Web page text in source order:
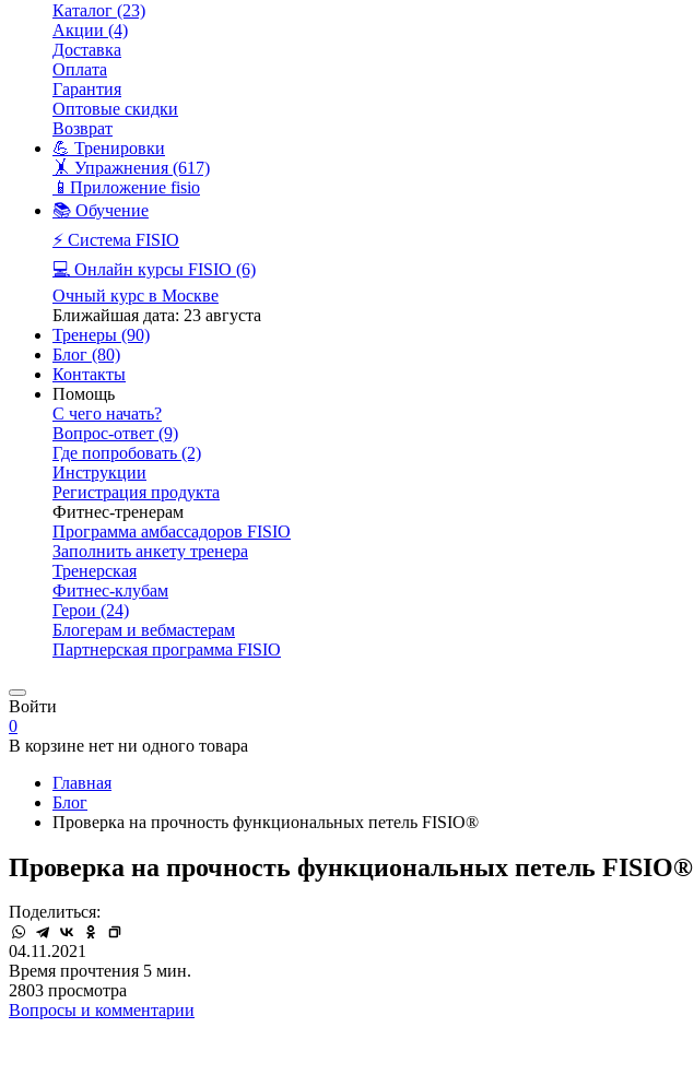
Каталог (23)
Акции (4)
Доставка
Оплата
Гарантия
Оптовые скидки
Возврат
💪 Тренировки
🤸 Упражнения (617)
📱Приложение fisio
📚 Обучение
⚡️ Система FISIO
💻 Онлайн курсы FISIO (6)
Очный курс в Москве
Ближайшая дата: 23 августа
Тренеры (90)
Блог (80)
Контакты
Помощь
С чего начать?
Вопрос-ответ (9)
Где попробовать (2)
Инструкции
Регистрация продукта
Фитнес-тренерам
Программа амбассадоров FISIO
Заполнить анкету тренера
Тренерская
Фитнес-клубам
Герои (24)
Блогерам и вебмастерам
Партнерская программа FISIO
Войти
0
В корзине нет ни одного товара
Главная
Блог
Проверка на прочность функциональных петель FISIO®
Проверка на прочность функциональных петель FISIO®
Поделиться:
04.11.2021
Время прочтения 5 мин.
2803 просмотра
Вопросы и комментарии